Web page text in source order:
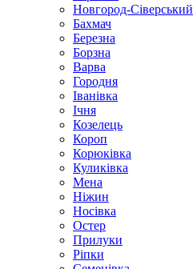
Новгород-Сіверський
Бахмач
Березна
Борзна
Варва
Городня
Іванівка
Ічня
Козелець
Короп
Корюківка
Куликівка
Мена
Ніжин
Носівка
Остер
Прилуки
Ріпки